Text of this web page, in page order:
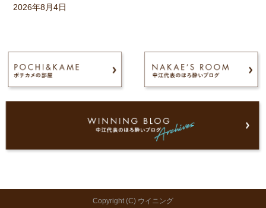
2026年8月4日
Copyright (C) ウイニング